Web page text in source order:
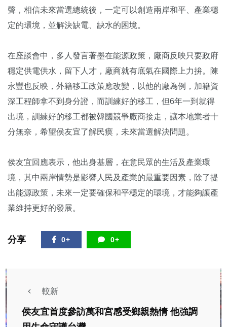
聲，相信未來當選總統後，一定可以創造兩岸和平、產業穩
定的環境，並解決缺電、缺水的困境。
在座談會中，多人發言著墨在能源政策，廠商反映只要政府
穩定供電供水，留下人才，廠商就有底氣在國際上力拚。陳
永豐也反映，外籍移工政策應改變，以他的廠為例，加籍資
深工程師拿不到身分證，而訓練好的移工，但6年一到就得
出境，訓練好的移工都被韓國競爭廠商接走，讓本地業者十
分無奈，希望侯友宜了解民瘼，未來當選解決問題。
侯友宜回應表示，他出身基層，在意民眾的生活及產業環
境，其中兩岸情勢是影響人民及產業的最重要因素，除了提
出能源政策，未來一定要確保和平穩定的環境，才能夠讓產
業維持更好的發展。
分享 0+ 0+
較新
侯友宜首度參訪萬和宮感受鄉親熱情 他強調